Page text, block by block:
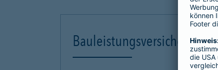
Bauleistungsversicherung